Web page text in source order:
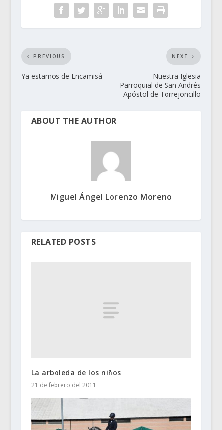
PREVIOUS
Ya estamos de Encamisá
NEXT
Nuestra Iglesia
Parroquial de San Andrés
Apóstol de Torrejoncillo
ABOUT THE AUTHOR
Miguel Ángel Lorenzo Moreno
RELATED POSTS
La arboleda de los niños
21 de febrero del 2011